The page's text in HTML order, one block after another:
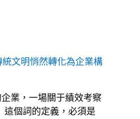
文明悄然轉化為企業構
業，一場關于績效考察
這個詞的定義，必須是